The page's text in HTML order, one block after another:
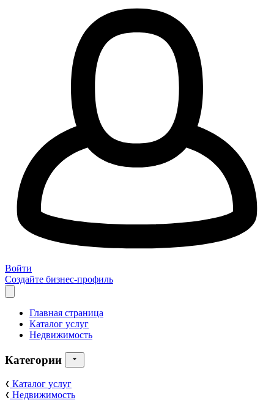
Войти
Создайте бизнес-профиль
Главная страница
Каталог услуг
Недвижимость
Категории
Каталог услуг
Недвижимость